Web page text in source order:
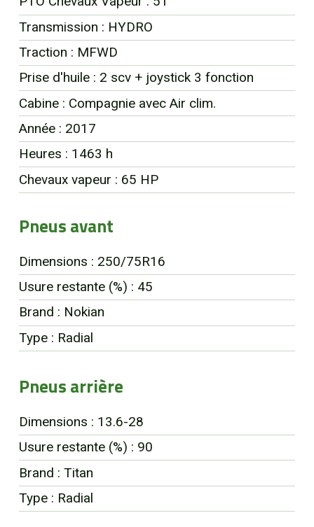
Transmission : HYDRO
Traction : MFWD
Prise d'huile : 2 scv + joystick 3 fonction
Cabine : Compagnie avec Air clim.
Année : 2017
Heures : 1463 h
Chevaux vapeur : 65 HP
Pneus avant
Dimensions : 250/75R16
Usure restante (%) : 45
Brand : Nokian
Type : Radial
Pneus arrière
Dimensions : 13.6-28
Usure restante (%) : 90
Brand : Titan
Type : Radial
EN